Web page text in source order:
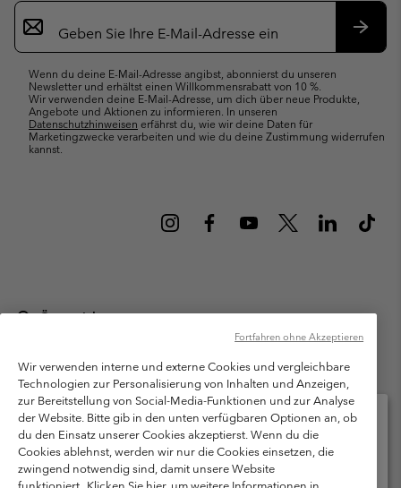
Newsletter-
Anmeldung
Wenn du deine E-Mail-Adresse angibst, abonnierst du unseren
Newsletter und erhältst einen Willkommensrabatt von 10 %.
Wir verwenden deine E-Mail-Adresse, um dich über neue Produkte,
Angebote und Aktionen zu informieren. In unseren
Datenschutzhinweisen erfährst du, wie wir deine Daten für
Marketingzwecke verarbeiten und wie du deine Zustimmung widerrufen
kannst.
Österreich
Columbia Sportswear Austria GmbH. Moosfeldstraße 1, 5101
Bergheim, Salzburg Österreich. Alle Rechte vorbehalten.
Nutzungsbedingungen
Allgemeine Verkaufsbedingungen
Garantie
Datenschutzerklärung
Bestimmungen und Bedingungen des Mitglieder Programms
Nutzungsbedingungen Für Nutzergenerierte Inhalte
Wir verwenden interne und externe Cookies und vergleichbare
Technologien zur Personalisierung von Inhalten und Anzeigen,
zur Bereitstellung von Social-Media-Funktionen und zur Analyse
der Website. Bitte gib in den unten verfügbaren Optionen an, ob
du den Einsatz unserer Cookies akzeptierst. Wenn du die
Cookies ablehnst, werden wir nur die Cookies einsetzen, die
zwingend notwendig sind, damit unsere Website
Fortfahren ohne Akzeptieren
Bitte wählen Sie Ihr Lieferland und Ihre Sprache
Online-Einkauf verfügbar